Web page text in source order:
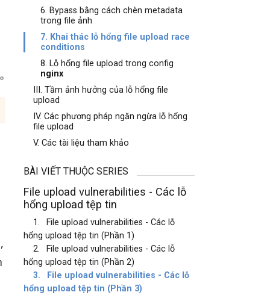
6. Bypass bằng cách chèn metadata
trong file ảnh
7. Khai thác lỗ hổng file upload race
conditions
8. Lỗ hổng file upload trong config
nginx
III. Tầm ảnh hưởng của lỗ hổng file
upload
IV. Các phương pháp ngăn ngừa lỗ hổng
file upload
V. Các tài liệu tham khảo
BÀI VIẾT THUỘC SERIES
File upload vulnerabilities - Các lỗ
hổng upload tệp tin
1.
File upload vulnerabilities - Các lỗ
hổng upload tệp tin (Phần 1)
2.
File upload vulnerabilities - Các lỗ
hổng upload tệp tin (Phần 2)
3.
File upload vulnerabilities - Các lỗ
hổng upload tệp tin (Phần 3)